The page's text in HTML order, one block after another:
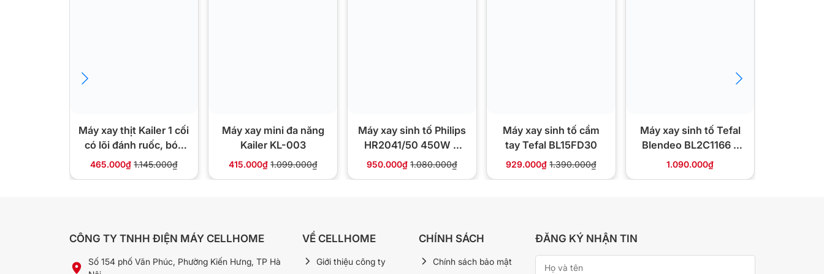
muốn cho sinh tố, sữa hạt hay nước sốt.
📋 Thông số kỹ thuật
Thương hiệu / Model Braun JB1015BK
Điều khiển Nút xoay tốc độ
Máy xay thịt Kailer 1 cối
có lõi đánh ruốc, bóc
tỏi – KL228
465.000₫ 1.145.000₫
Máy xay mini đa năng
Kailer KL-003
415.000₫ 1.099.000₫
Máy xay sinh tố Philips
HR2041/50 450W 3
cối ProBlend chính
950.000₫ 1.080.000₫
Máy xay sinh tố cầm
tay Tefal BL15FD30
929.000₫ 1.390.000₫
Máy xay sinh tố Tefal
Blendeo BL2C1166 –
450W, 1.25L
1.090.000₫
CÔNG TY TNHH ĐIỆN MÁY CELLHOME
Số 154 phố Văn Phúc, Phường Kiến Hưng, TP Hà
VỀ CELLHOME
Giới thiệu công ty
CHÍNH SÁCH
Chính sách bảo mật
ĐĂNG KÝ NHẬN TIN